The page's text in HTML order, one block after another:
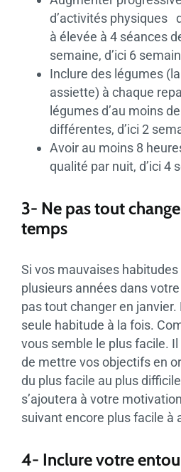
d’activités physiques
à élevée à 4 séances
semaine, d’ici 6
Inclure des légumes
assiette) à chaque
légumes d’au moins
différentes, d’ici 2
Avoir au moins 8
qualité par nuit, d’ici 4
3- Ne pas tout
temps
Si vos mauvaises
plusieurs années dans
pas tout changer en janvier.
seule habitude à la fois.
vous semble le plus facile.
de mettre vos objectifs en
du plus facile au plus
s’ajoutera à votre
suivant encore plus facile à
4- Inclure votre